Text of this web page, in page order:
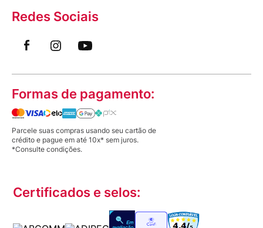
Redes Sociais
Formas de pagamento:
Parcele suas compras usando seu cartão de
crédito e pague em até 10x* sem juros.
*Consulte condições.
Certificados e selos: